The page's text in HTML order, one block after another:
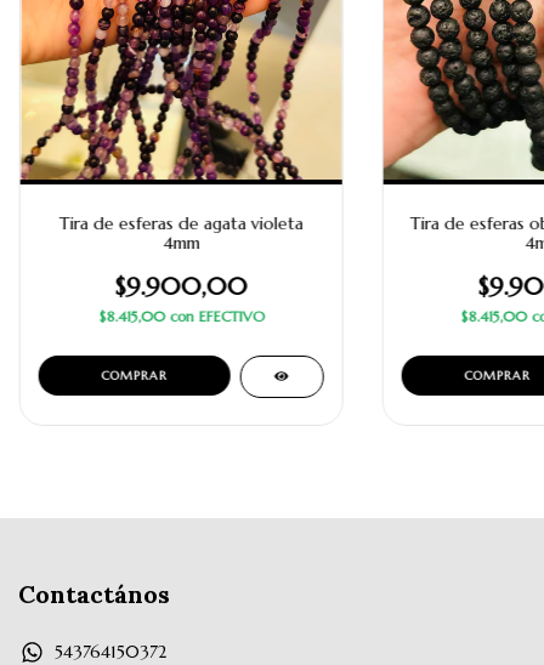
Tira de esferas de agata violeta
4mm
$9.900,00
$8.415,00 con EFECTIVO
Tira de esferas
$8.415,00
Contactános
543764150372